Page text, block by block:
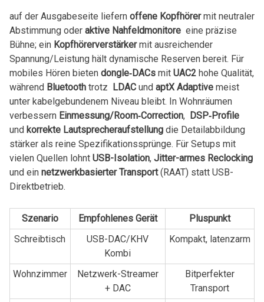
auf ⁤der Ausgabeseite liefern offene Kopfhörermit neutraler
⁢Abstimmung‌ oder⁢ aktive Nahfeldmonitore‌ eine präzise
Bühne; ein Kopfhörerverstärkermit‌ ausreichender
Spannung/Leistung hält ⁢dynamische​ Reserven​ bereit. Für
⁣mobiles Hören bieten dongle‑DACs‍mit UAC2hohe Qualität,
während Bluetooth‌trotz ⁣ LDACund aptX⁤ Adaptivemeist
unter kabelgebundenem Niveau bleibt. In ​Wohnräumen
⁢verbessern Einmessung/Room‑Correction, ‌ DSP‑Profile
und korrekte ‌Lautsprecheraufstellungdie⁢ Detailabbildung
stärker als reine ⁤Spezifikationssprünge. Für ⁤Setups⁣ mit
vielen Quellen lohnt USB-Isolation, Jitter-armes ‌Reclocking
und‌ ein netzwerkbasierter Transport(RAAT)‍ statt USB-
Direktbetrieb.
Szenario Empfohlenes Gerät
Pluspunkt
Schreibtisch
USB-DAC/KHV
⁢Kombi
Kompakt, latenzarm
Wohnzimmer
Netzwerk-Streamer
+ DAC
Bitperfekter
Transport